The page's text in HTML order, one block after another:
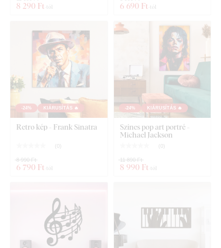
8 290 Ft -tól 6 690 Ft -tól
-24% KIÁRUSÍTÁS 🔥
Retro kép - Frank Sinatra
( 0 )
6 790 Ft -tól
8 990 Ft
-24% KIÁRUSÍTÁS 🔥
Színes pop art portré -
Michael Jackson
( 0 )
8 990 Ft -tól
11 890 Ft